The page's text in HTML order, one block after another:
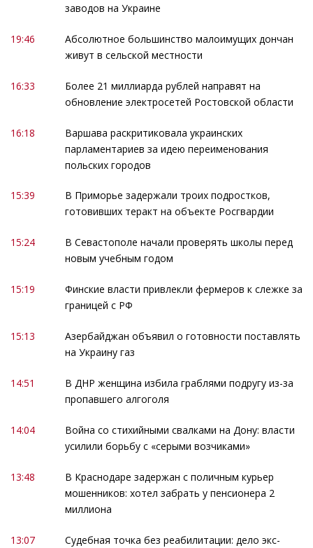
заводов на Украине
19:46
Абсолютное большинство малоимущих дончан
живут в сельской местности
16:33
Более 21 миллиарда рублей направят на
обновление электросетей Ростовской области
16:18
Варшава раскритиковала украинских
парламентариев за идею переименования
польских городов
15:39
В Приморье задержали троих подростков,
готовивших теракт на объекте Росгвардии
15:24
В Севастополе начали проверять школы перед
новым учебным годом
15:19
Финские власти привлекли фермеров к слежке за
границей с РФ
15:13
Азербайджан объявил о готовности поставлять
на Украину газ
14:51
В ДНР женщина избила граблями подругу из-за
пропавшего алгоголя
14:04
Война со стихийными свалками на Дону: власти
усилили борьбу с «серыми возчиками»
13:48
В Краснодаре задержан с поличным курьер
мошенников: хотел забрать у пенсионера 2
миллиона
13:07
Судебная точка без реабилитации: дело экс-